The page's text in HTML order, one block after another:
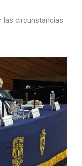
las circunstancias